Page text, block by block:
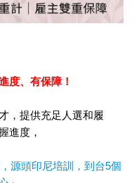
度、有保障！
，提供充足人選和履
進度，
源頭印尼培訓，到台5個